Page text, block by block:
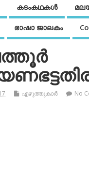
കടംകഥകള്‍
ഭാഷാ ജാലകം
എഴുത്തുകാര്‍ No